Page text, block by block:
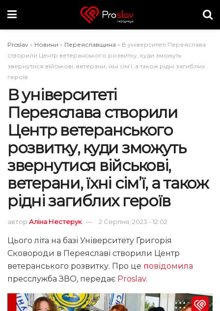
Proslav » Новини » Переяславщина » В університеті Переяслава
створили Центр ветеранського розвитку, куди зможуть
звернутися військові, ветерани, їхні сім’ї, а також рідні загиблих
героїв
В університеті
Переяслава створили
Центр ветеранського
розвитку, куди зможуть
звернутися військові,
ветерани, їхні сім’ї, а також
рідні загиблих героїв
автор Аліна Нестерук 2 Серпня, 2023 - 12:02
Цього літа на базі Університету Григорія
Сковороди в Переяславі створили Центр
ветеранського розвитку. Про це повідомила
пресслужба ЗВО, передає Proslav.